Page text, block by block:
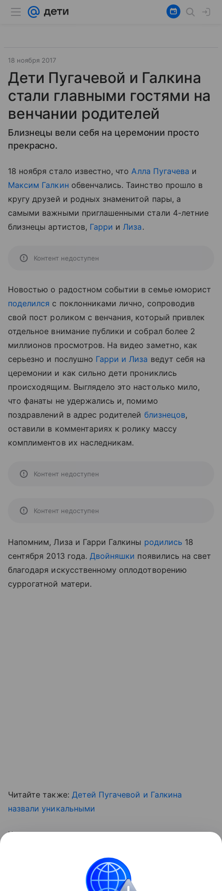
18 ноября 2017
Дети Пугачевой и Галкина
стали главными гостями на
венчании родителей
Близнецы вели себя на церемонии просто
прекрасно.
18 ноября стало известно, чтоАлла Пугачева и
Максим Галкин обвенчались. Таинство прошло в
кругу друзей и родных знаменитой пары, а
самыми важными приглашенными стали 4-летние
близнецы артистов, Гарри иЛиза.
Контент недоступен
Новостью о радостном событии в семье юморист
поделился с поклонниками лично, сопроводив
свой пост роликом с венчания, который привлек
отдельное внимание публики и собрал более 2
миллионов просмотров. На видео заметно, как
серьезно и послушно Гарри и Лиза ведут себя на
церемонии и как сильно дети прониклись
происходящим. Выглядело это настолько мило,
что фанаты не удержались и, помимо
поздравлений в адрес родителей близнецов,
оставили в комментариях к ролику массу
комплиментов их наследникам.
Контент недоступен
Контент недоступен
Напомним, Лиза и Гарри Галкины родились 18
сентября 2013 года. Двойняшки появились на свет
благодаря искусственному оплодотворению
суррогатной матери.
Читайте также: Детей Пугачевой и Галкина
назвали уникальными
Кстати, за нашими новостями можно следить и в
Контент недоступен